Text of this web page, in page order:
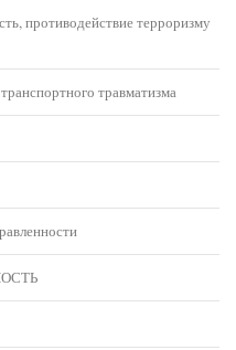
противодействие терроризму
травматизма